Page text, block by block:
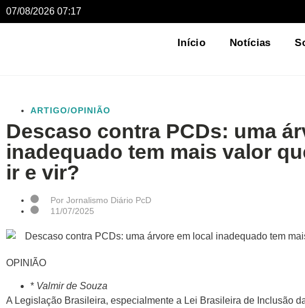
07/08/2026 07:17
Início Notícias
ARTIGO/OPINIÃO
Descaso contra PCDs: uma
inadequado tem mais valor
ir e vir?
Por Jornalismo Diário PcD
11/07/2025
OPINIÃO
* Valmir de Souza
A Legislação Brasileira, especialmente a Lei Brasileira de Inclusão